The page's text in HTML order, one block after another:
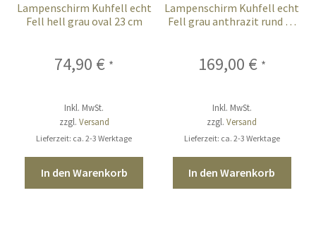
Lampenschirm Kuhfell echt
Fell hell grau oval 23 cm
74,90 € *
Inkl. MwSt.
zzgl. Versand
Lieferzeit: ca. 2-3 Werktage
In den Warenkorb
Lampenschirm Kuhfell echt
Fell grau anthrazit rund 35
169,00 € *
Inkl. MwSt.
zzgl.Versand
Lieferzeit: ca. 2-3 Werktage
In den Warenkorb